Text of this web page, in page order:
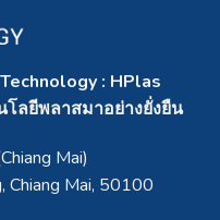
: HPlas
ลยีพลาสมาอย่างยั่งยืน
Mai)
Chiang Mai, 50100